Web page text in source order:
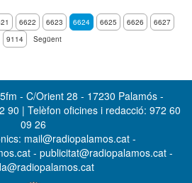
6622 6623 6624 6625 6626
6627
9114 Següent
- C/Orient 28 - 17230 Palamós -
90 | Telèfon oficines i redacció: 972 60
09 26
mail@radiopalamos.cat -
- publicitat@radiopalamos.cat -